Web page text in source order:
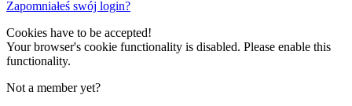
Zapomniałeś swój login?
Cookies have to be accepted!
Your browser's cookie functionality is disabled. Please enable this
functionality.
Not a member yet?